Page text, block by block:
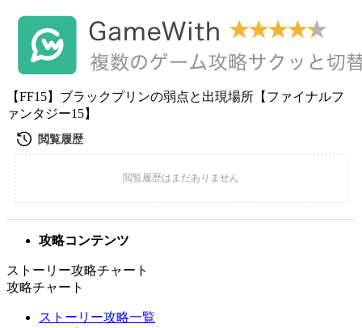
【FF15】ブラックプリンの弱点と出現場所【ファイナルフ
ァンタジー15】
攻略コンテンツ
ストーリー攻略チャート
攻略チャート
ストーリー攻略一覧